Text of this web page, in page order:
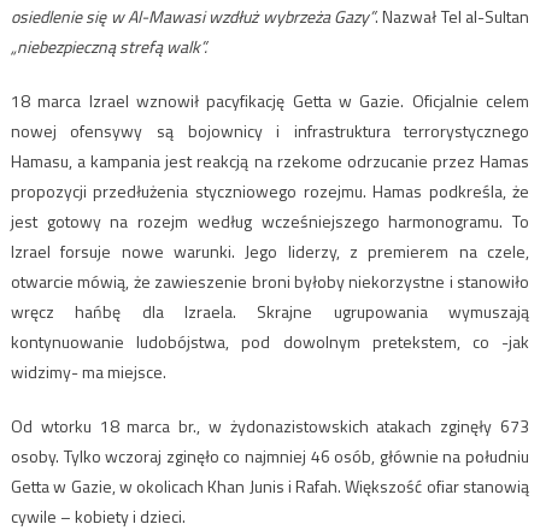
osiedlenie się w Al-Mawasi wzdłuż wybrzeża Gazy”. Nazwał Tel al-Sultan
„niebezpieczną strefą walk”.
18 marca Izrael wznowił pacyfikację Getta w Gazie. Oficjalnie celem
nowej ofensywy są bojownicy i infrastruktura terrorystycznego
Hamasu, a kampania jest reakcją na rzekome odrzucanie przez Hamas
propozycji przedłużenia styczniowego rozejmu. Hamas podkreśla, że
jest gotowy na rozejm według wcześniejszego harmonogramu. To
Izrael forsuje nowe warunki. Jego liderzy, z premierem na czele,
otwarcie mówią, że zawieszenie broni byłoby niekorzystne i stanowiło
wręcz hańbę dla Izraela. Skrajne ugrupowania wymuszają
kontynuowanie ludobójstwa, pod dowolnym pretekstem, co -jak
widzimy- ma miejsce.
Od wtorku 18 marca br., w żydonazistowskich atakach zginęły 673
osoby. Tylko wczoraj zginęło co najmniej 46 osób, głównie na południu
Getta w Gazie, w okolicach Khan Junis i Rafah. Większość ofiar stanowią
cywile – kobiety i dzieci.